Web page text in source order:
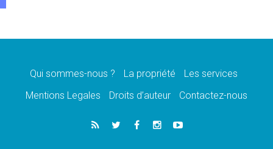
07.08.2026
07.08.2026
de l'Assomption et mémoire nationale
«La paix commence par l'empathie» estime
le cardinal Parolin
Qui sommes-nous ? La propriété
Les services
Mentions Legales
Droits d’auteur Contactez-nous